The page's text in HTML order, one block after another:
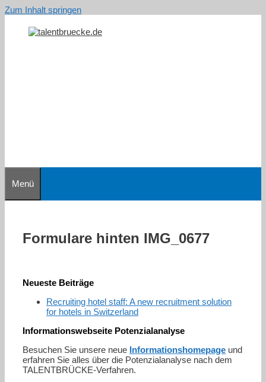
Zum Inhalt springen
Menü
Formulare hinten IMG_0677
Neueste Beiträge
Recruiting hotel staff: A new recruitment solution
for hotels in Switzerland
Informationswebseite Potenzialanalyse
Besuchen Sie unsere neue Informationshomepage und
erfahren Sie alles über die Potenzialanalyse nach dem
TALENTBRÜCKE-Verfahren.